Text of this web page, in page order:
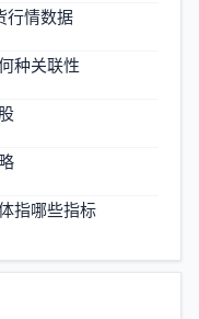
行情数据
种关联性
指哪些指标